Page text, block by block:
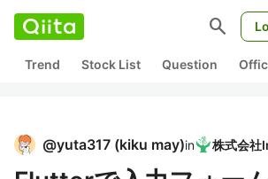
search
Trend Stock List Question
@yuta317 (kiku may)in